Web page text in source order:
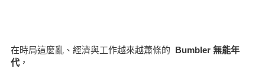
在時局這麼亂、經濟與工作越來越蕭條的 Bumbler 無能年
代，